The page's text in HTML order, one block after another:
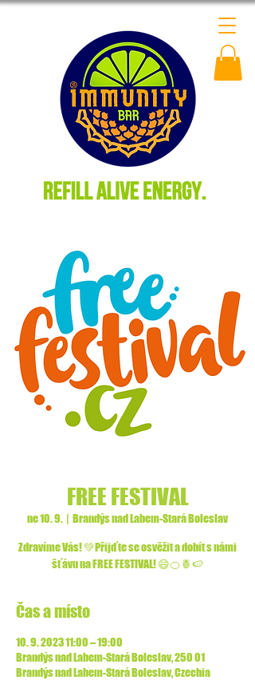
FREE FESTIVAL
ne 10. 9.
  |
Brandýs nad Labem-Stará Boleslav
Zdravíme Vás! 💚Přijďte se osvěžit a dobít s námi
šťávu na FREE FESTIVAL! 😄🍊🍍🍉
Čas a místo
10. 9. 2023 11:00 – 19:00
Brandýs nad Labem-Stará Boleslav, 250 01
Brandýs nad Labem-Stará Boleslav, Czechia